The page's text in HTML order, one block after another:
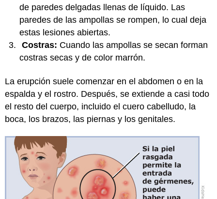
de paredes delgadas llenas de líquido. Las
paredes de las ampollas se rompen, lo cual deja
estas lesiones abiertas.
Costras: Cuando las ampollas se secan forman
costras secas y de color marrón.
La erupción suele comenzar en el abdomen o en la
espalda y el rostro. Después, se extiende a casi todo
el resto del cuerpo, incluido el cuero cabelludo, la
boca, los brazos, las piernas y los genitales.